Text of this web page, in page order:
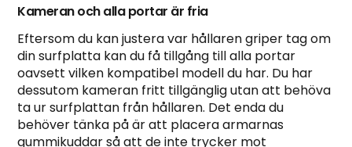
Kameran och alla portar är fria
Eftersom du kan justera var hållaren griper tag om
din surfplatta kan du få tillgång till alla portar
oavsett vilken kompatibel modell du har. Du har
dessutom kameran fritt tillgänglig utan att behöva
ta ur surfplattan från hållaren. Det enda du
behöver tänka på är att placera armarnas
gummikuddar så att de inte trycker mot